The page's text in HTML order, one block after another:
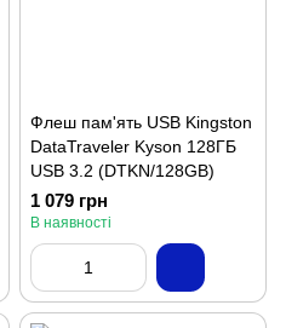
Флеш пам'ять USB Kingston
DataTraveler Kyson 128ГБ
USB 3.2 (DTKN/128GB)
1 079 грн
В наявності